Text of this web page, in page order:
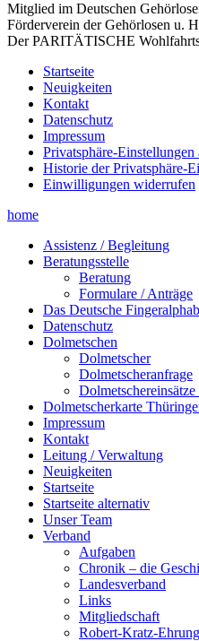
Mitglied im Deutschen
Förderverein der Gehörlosen u.
Der PARITÄTISCHE
Startseite
Neuigkeiten
Kontakt
Datenschutz
Impressum
Privatsphäre-Einstellungen
Historie der Privatsphäre-
Einwilligungen widerrufen
home
Assistenz / Begleitung
Beratungsstelle
Beratung
Formulare / Anträge
Das Deutsche
Datenschutz
Dolmetschen
Dolmetscher
Dolmetscheranfrage
Dolmetscherkarte
Impressum
Kontakt
Leitung / Verwaltung
Neuigkeiten
Startseite
Startseite alternativ
Unser Team
Verband
Aufgaben
Chronik – die
Landesverband
Links
Mitgliedschaft
Robert-Kratz-Ehrung